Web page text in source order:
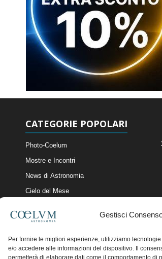
Gestisci
Per fornire le migliori esperienze, utilizziamo
e/o accedere alle informazioni del dispositivo. Il
permetterà di elaborare dati come il comportamento di
CATEGORIE POPOLARI
Photo-Coelum
Mostre e Incontri
News di Astronomia
Cielo del Mese
Articoli e Risorse On-Line
Il Blog della Redazione